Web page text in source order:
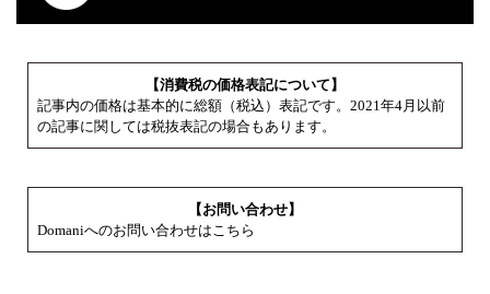
【消費税の価格表記について】
記事内の価格は基本的に総額（税込）表記です。2021年4月以前
の記事に関しては税抜表記の場合もあります。
【お問い合わせ】
Domaniへのお問い合わせはこちら